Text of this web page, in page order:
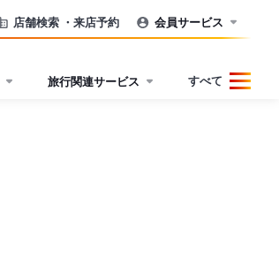
店舗検索 ・来店予約 会員サービス
旅行関連サービス すべて